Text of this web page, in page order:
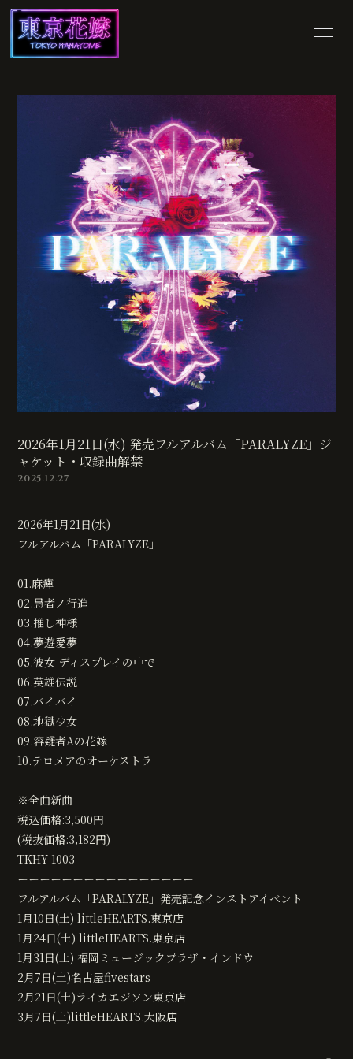
SCHEDULE
PROFILE
VIDEO
DISCOGRAPHY
SHOP
BLOG
MOVIE
PHOTO
無料会員登録 ログイン
2026年1月21日(水) 発売フルアルバム「PARALYZE」ジ
ャケット・収録曲解禁
2025.12.27
2026年1月21日(水)
フルアルバム「PARALYZE」
01.麻痺
02.愚者ノ行進
03.推し神様
04.夢遊愛夢
05.彼女 ディスプレイの中で
06.英雄伝説
07.バイバイ
08.地獄少女
09.容疑者Aの花嫁
10.テロメアのオーケストラ
※全曲新曲
税込価格:3,500円
(税抜価格:3,182円)
TKHY-1003
ーーーーーーーーーーーーーーーー
フルアルバム「PARALYZE」発売記念インストアイベント
1月10日(土) littleHEARTS.東京店
1月24日(土) littleHEARTS.東京店
1月31日(土) 福岡ミュージックプラザ・インドウ
2月7日(土)名古屋fivestars
2月21日(土)ライカエジソン東京店
3月7日(土)littleHEARTS.大阪店